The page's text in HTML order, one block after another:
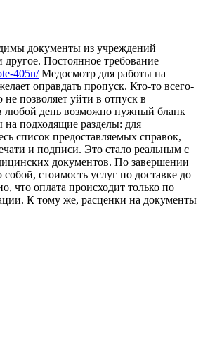
документы из учреждений
Постоянное требование
405n/Медосмотр для работы на
оправдать пропуск. Кто-то всего-
позволяет уйти в отпуск в
в любой день возможно нужный бланк
подходящие разделы: для
список предоставляемых справок,
и подписи. Это стало реальным с
документов. По завершении
стоимость услуг по доставке до
что оплата происходит только по
К тому же, расценки на документы